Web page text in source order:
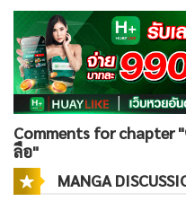
Comments for chapter
ลือ"
MANGA